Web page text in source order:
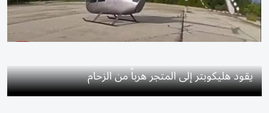
يقود هليكوبتر إلى المتجر هرباً من الزحام